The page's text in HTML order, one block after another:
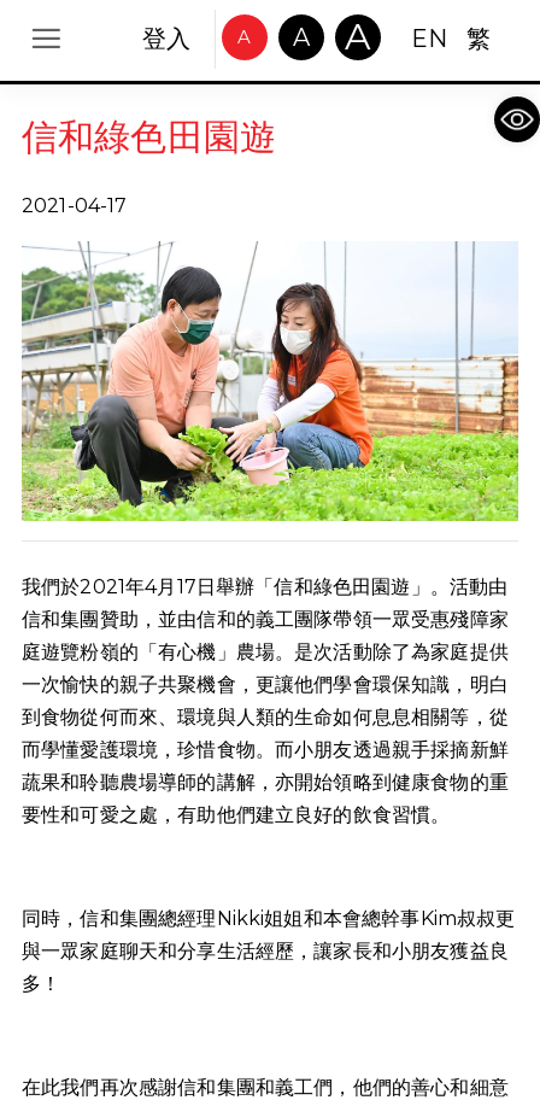
登入 A A A EN 繁
信和綠色田園遊
2021-04-17
我們於2021年4月17日舉辦「信和綠色田園遊」。活動由
信和集團贊助，並由信和的義工團隊帶領一眾受惠殘障家
庭遊覽粉嶺的「有心機」農場。是次活動除了為家庭提供
一次愉快的親子共聚機會，更讓他們學會環保知識，明白
到食物從何而來、環境與人類的生命如何息息相關等，從
而學懂愛護環境，珍惜食物。而小朋友透過親手採摘新鮮
蔬果和聆聽農場導師的講解，亦開始領略到健康食物的重
要性和可愛之處，有助他們建立良好的飲食習慣。
同時，信和集團總經理Nikki姐姐和本會總幹事Kim叔叔更
與一眾家庭聊天和分享生活經歷，讓家長和小朋友獲益良
多！
在此我們再次感謝信和集團和義工們，他們的善心和細意